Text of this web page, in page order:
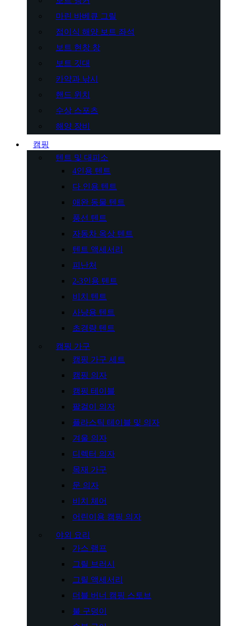
마린 바베큐 그릴
접이식 해양 보트 좌석
보트 현창 창
보트 깃대
카약과 낚시
핸드 윈치
수상 스포츠
해양 장비
캠핑
텐트 및 대피소
4인용 텐트
다 인용 텐트
애완 동물 텐트
풍선 텐트
자동차 옥상 텐트
텐트 액세서리
피난처
2-3인용 텐트
비치 텐트
사냥용 텐트
초경량 텐트
캠핑 가구
캠핑 가구 세트
캠핑 의자
캠핑 테이블
팔걸이 의자
플라스틱 테이블 및 의자
겨울 의자
디렉터 의자
목재 가구
문 의자
비치 체어
어린이용 캠핑 의자
야외 요리
가스 램프
그릴 브러시
그릴 액세서리
더블 버너 캠핑 스토브
불 구덩이